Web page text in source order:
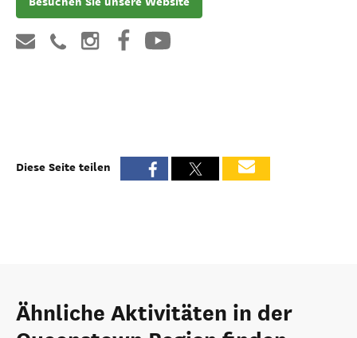
Diese Seite teilen
Ähnliche Aktivitäten in der